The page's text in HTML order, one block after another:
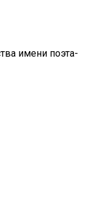
имени поэта-